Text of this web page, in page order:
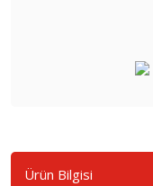
Ürün Bilgisi